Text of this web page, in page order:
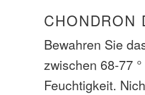
CHONDRON
Bewahren Sie
zwischen 68-77
Feuchtigkeit.